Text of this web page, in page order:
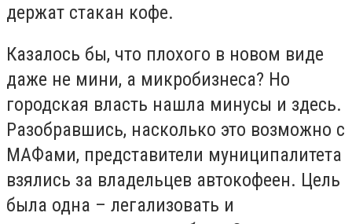
держат стакан кофе.
Казалось бы, что плохого в новом виде
даже не мини, а микробизнеса? Но
городская власть нашла минусы и здесь.
Разобравшись, насколько это возможно с
МАФами, представители муниципалитета
взялись за владельцев автокофеен. Цель
была одна – легализовать и